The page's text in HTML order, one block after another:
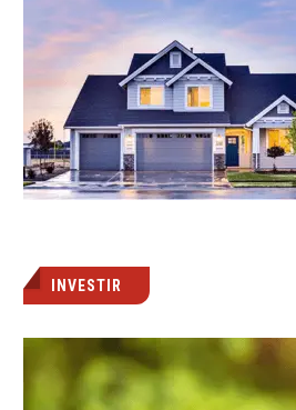
INVESTIR